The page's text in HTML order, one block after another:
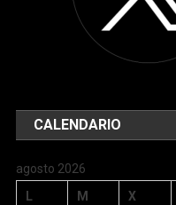
CALENDARIO
agosto 2026
L
M X